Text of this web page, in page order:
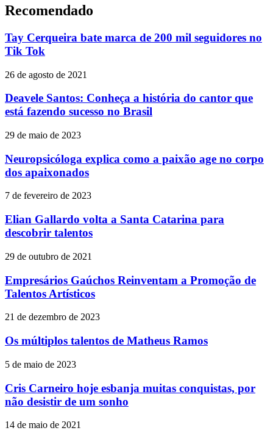
Recomendado
Tay Cerqueira bate marca de 200 mil seguidores no
Tik Tok
26 de agosto de 2021
Deavele Santos: Conheça a história do cantor que
está fazendo sucesso no Brasil
29 de maio de 2023
Neuropsicóloga explica como a paixão age no corpo
dos apaixonados
7 de fevereiro de 2023
Elian Gallardo volta a Santa Catarina para
descobrir talentos
29 de outubro de 2021
Empresários Gaúchos Reinventam a Promoção de
Talentos Artísticos
21 de dezembro de 2023
Os múltiplos talentos de Matheus Ramos
5 de maio de 2023
Cris Carneiro hoje esbanja muitas conquistas, por
não desistir de um sonho
14 de maio de 2021